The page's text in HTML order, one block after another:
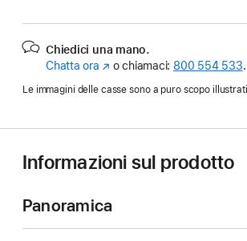
Chiedici una mano.
Chatta ora (Si
nuova
o chiamaci: 800 554 533.
Le immagini delle casse sono a puro scopo
Informazioni sul prodotto
Panoramica